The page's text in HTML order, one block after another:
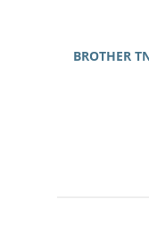
BROTHER